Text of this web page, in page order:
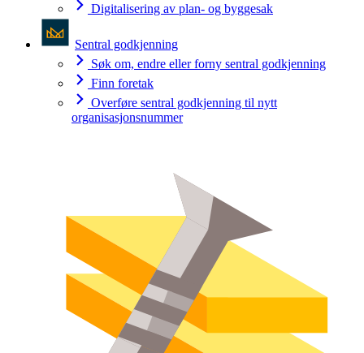
Digitalisering av plan- og byggesak
Sentral godkjenning
Søk om, endre eller forny sentral godkjenning
Finn foretak
Overføre sentral godkjenning til nytt
organisasjonsnummer